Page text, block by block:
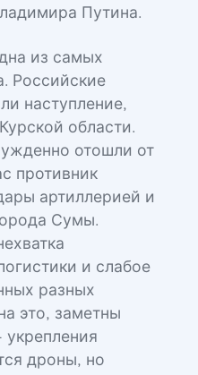
Путина.
из самых
Российские
наступление,
области.
отошли от
противник
артиллерией и
Сумы.
и слабое
разных
это, заметны
дроны, но